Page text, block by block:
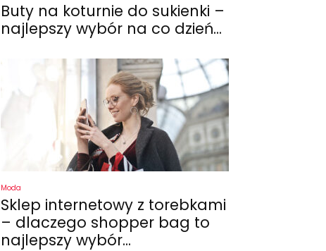
Buty na koturnie do sukienki –
najlepszy wybór na co dzień...
Moda
Sklep internetowy z torebkami
– dlaczego shopper bag to
najlepszy wybór...